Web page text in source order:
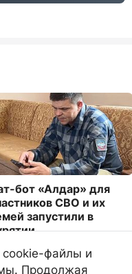
бот «Алдар» для
СВО и их
запустили в
9369
cookie-файлы и
Продолжая